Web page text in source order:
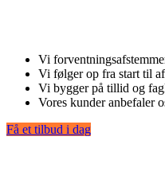
Vi
Vi følger op fra start til
Vi bygger på tillid og
Vores kunder anbefaler
Få et tilbud i dag